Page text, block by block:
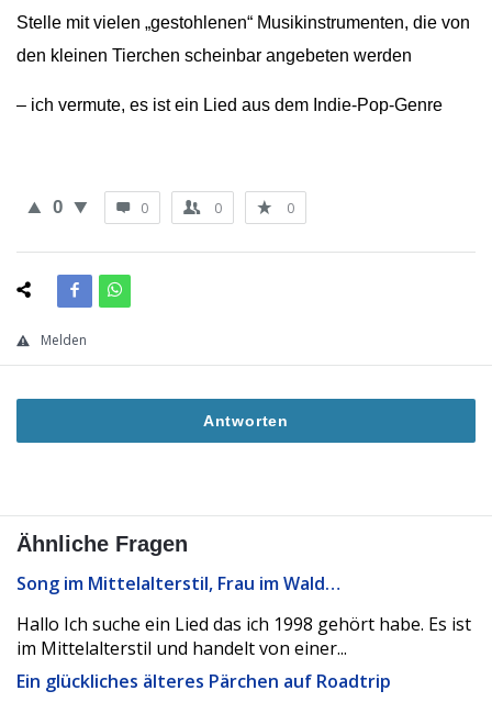
Stelle mit vielen „gestohlenen“ Musikinstrumenten, die von
den kleinen Tierchen scheinbar angebeten werden
– ich vermute, es ist ein Lied aus dem Indie-Pop-Genre
0 0 0 0
Melden
Antworten
Ähnliche Fragen
Song im Mittelalterstil, Frau im Wald…
Hallo Ich suche ein Lied das ich 1998 gehört habe. Es ist
im Mittelalterstil und handelt von einer...
Ein glückliches älteres Pärchen auf Roadtrip